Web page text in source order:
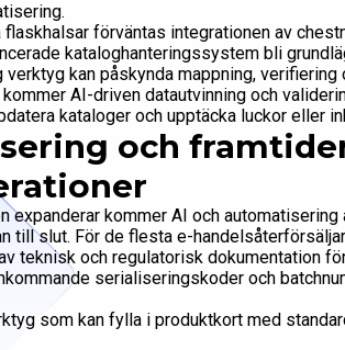
förväntas integrationen av
kataloghanteringssystem bli
kan påskynda mappning,
AI-driven datautvinning och
kataloger och upptäcka luckor eller
och
expanderar kommer AI och
till slut. För de flesta e-
teknisk och regulatorisk dokumentation
serialiseringskoder och
som kan fylla i produktkort med